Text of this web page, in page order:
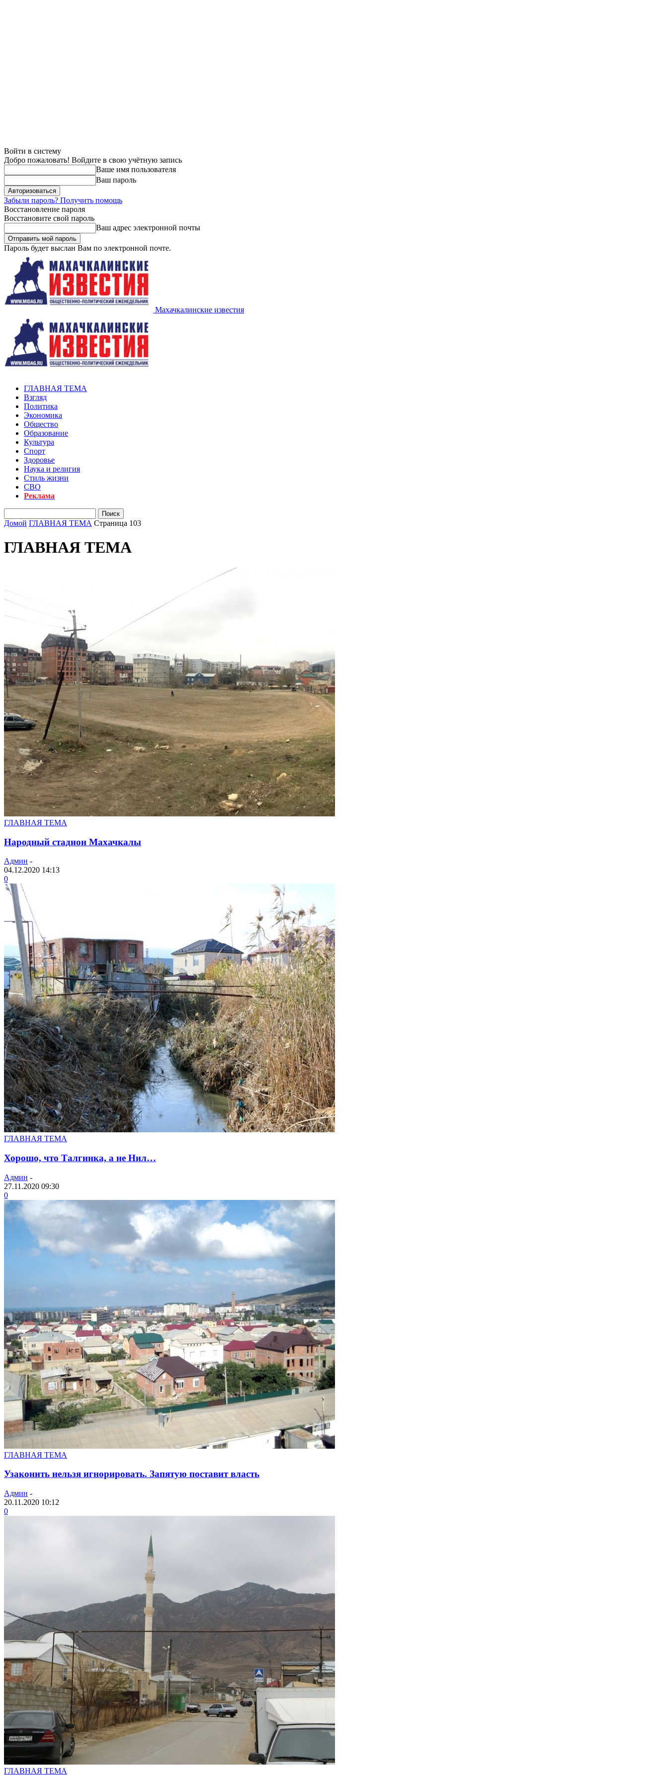
Войти в систему
Добро пожаловать! Войдите в свою учётную запись
Ваше имя пользователя
Ваш пароль
Забыли пароль? Получить помощь
Восстановление пароля
Восстановите свой пароль
Ваш адрес электронной почты
Пароль будет выслан Вам по электронной почте.
Махачкалинские известия
ГЛАВНАЯ ТЕМА
Взгляд
Политика
Экономика
Общество
Образование
Культура
Спорт
Здоровье
Наука и религия
Стиль жизни
СВО
Реклама
Домой ГЛАВНАЯ ТЕМА Страница 103
ГЛАВНАЯ ТЕМА
ГЛАВНАЯ ТЕМА
Народный стадион Махачкалы
Админ -
04.12.2020 14:13
0
ГЛАВНАЯ ТЕМА
Хорошо, что Талгинка, а не Нил…
Админ -
27.11.2020 09:30
0
ГЛАВНАЯ ТЕМА
Узаконить нельзя игнорировать. Запятую поставит власть
Админ -
20.11.2020 10:12
0
ГЛАВНАЯ ТЕМА